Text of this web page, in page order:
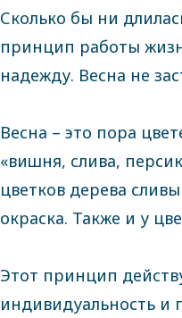
Сколько бы ни
принцип работы
надежду. Весна не
Весна – это пора
«вишня, слива,
цветков дерева
окраска. Также и у
Этот принцип
индивидуальность и